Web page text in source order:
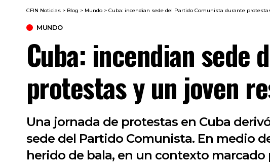
CFIN Noticias > Blog > Mundo > Cuba: incendian sede del Partido Comunista durante
MUNDO
Cuba: incendian sede
protestas y un joven
Una jornada de protestas en Cuba
sede del Partido Comunista. En medio
herido de bala, en un contexto